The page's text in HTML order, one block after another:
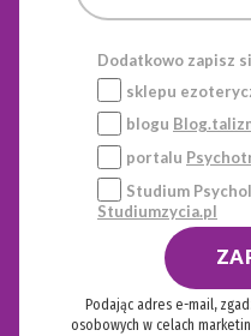
Dodatkowo zapisz
sklepu
blogu
portalu
Studium
Studiumzycia.pl
Podając adres e-mail,
osobowych w celach